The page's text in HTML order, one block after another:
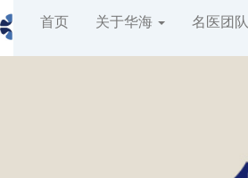
400-6567-178
首页 关于华海 名医团队